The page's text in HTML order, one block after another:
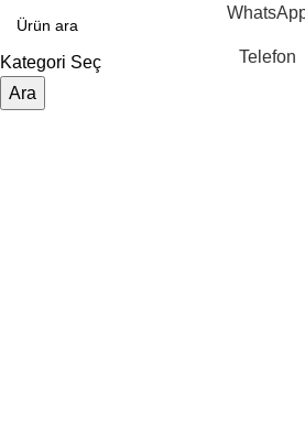
Kategori Seç
Ara
Telefon